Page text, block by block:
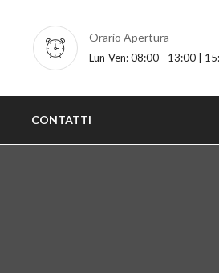
Orario Apertura
Lun-Ven: 08:00 - 13:00 |
CONTATTI